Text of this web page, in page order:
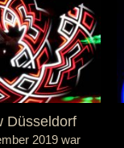
Düsseldorf
2019 war